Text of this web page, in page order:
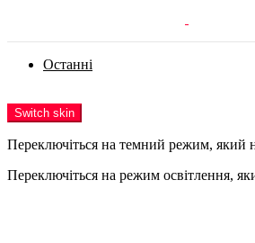
Останні
Switch skin
Переключіться на темний режим, який
Переключіться на режим освітлення,